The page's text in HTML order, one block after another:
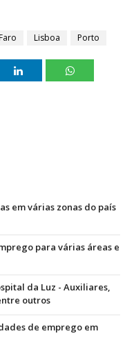
Faro Lisboa Porto
em várias zonas do país
para várias áreas e
da Luz - Auxiliares,
outros
de emprego em